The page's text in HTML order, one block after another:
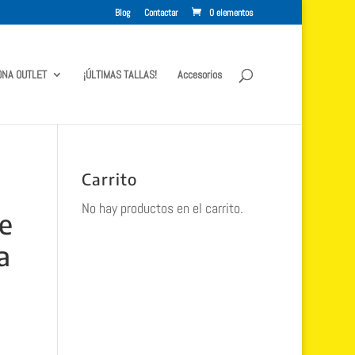
Blog Contactar 0 elementos
OUTLET ¡ÚLTIMAS TALLAS! Accesorios
Carrito
No hay productos en el carrito.